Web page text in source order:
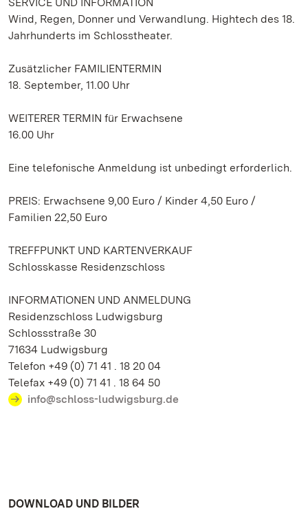
Wind, Regen, Donner und Verwandlung. Hightech des 18.
Jahrhunderts im Schlosstheater.
Zusätzlicher FAMILIENTERMIN
18. September, 11.00 Uhr
WEITERER TERMIN für Erwachsene
16.00 Uhr
Eine telefonische Anmeldung ist unbedingt erforderlich.
PREIS: Erwachsene 9,00 Euro / Kinder 4,50 Euro /
Familien 22,50 Euro
TREFFPUNKT UND KARTENVERKAUF
Schlosskasse Residenzschloss
INFORMATIONEN UND ANMELDUNG
Residenzschloss Ludwigsburg
Schlossstraße 30
71634 Ludwigsburg
Telefon +49 (0) 71 41 . 18 20 04
Telefax +49 (0) 71 41 . 18 64 50
info@schloss-ludwigsburg.de
DOWNLOAD UND BILDER